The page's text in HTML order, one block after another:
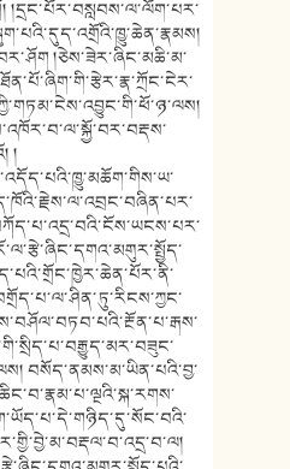
།ཅེས་ཟེར་ཞིང་མཆི་མ་
།
བསོད་ནམས་མ་ཡིན་པའི་བྱ་